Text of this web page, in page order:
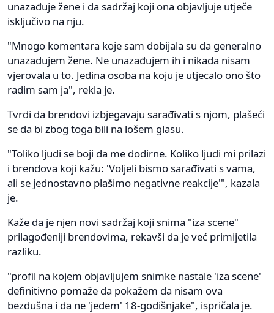
unazađuje žene i da sadržaj koji ona objavljuje utječe
isključivo na nju.
"Mnogo komentara koje sam dobijala su da generalno
unazadujem žene. Ne unazađujem ih i nikada nisam
vjerovala u to. Jedina osoba na koju je utjecalo ono što
radim sam ja", rekla je.
Tvrdi da brendovi izbjegavaju sarađivati s njom, plašeći
se da bi zbog toga bili na lošem glasu.
"Toliko ljudi se boji da me dodirne. Koliko ljudi mi prilazi
i brendova koji kažu: 'Voljeli bismo sarađivati ​​s vama,
ali se jednostavno plašimo negativne reakcije'", kazala
je.
Kaže da je njen novi sadržaj koji snima "iza scene"
prilagođeniji brendovima, rekavši da je već primijetila
razliku.
"profil na kojem objavljujem snimke nastale 'iza scene'
definitivno pomaže da pokažem da nisam ova
bezdušna i da ne 'jedem' 18-godišnjake", ispričala je.